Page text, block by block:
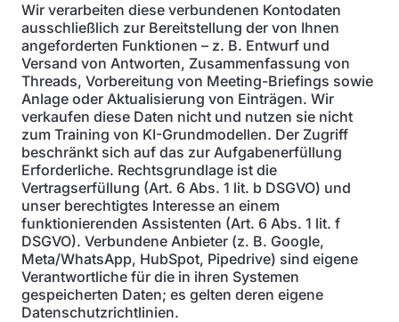
Wir verarbeiten diese verbundenen Kontodaten
ausschließlich zur Bereitstellung der von Ihnen
angeforderten Funktionen – z. B. Entwurf und
Versand von Antworten, Zusammenfassung von
Threads, Vorbereitung von Meeting-Briefings sowie
Anlage oder Aktualisierung von Einträgen. Wir
verkaufen diese Daten nicht und nutzen sie nicht
zum Training von KI-Grundmodellen. Der Zugriff
beschränkt sich auf das zur Aufgabenerfüllung
Erforderliche. Rechtsgrundlage ist die
Vertragserfüllung (Art. 6 Abs. 1 lit. b DSGVO) und
unser berechtigtes Interesse an einem
funktionierenden Assistenten (Art. 6 Abs. 1 lit. f
DSGVO). Verbundene Anbieter (z. B. Google,
Meta/WhatsApp, HubSpot, Pipedrive) sind eigene
Verantwortliche für die in ihren Systemen
gespeicherten Daten; es gelten deren eigene
Datenschutzrichtlinien.